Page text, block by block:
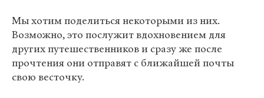
Мы хотим поделиться некоторыми из них.
Возможно, это послужит вдохновением для
других путешественников и сразу же после
прочтения они отправят с ближайшей почты
свою весточку.